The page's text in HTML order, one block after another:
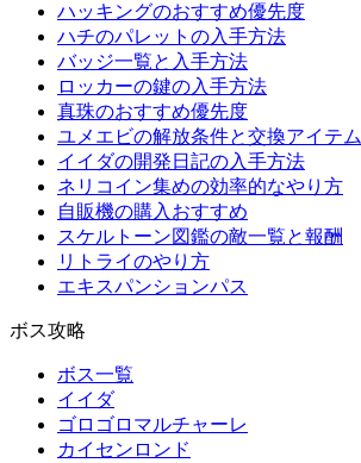
ハッキングのおすすめ優先度
ハチのパレットの入手方法
バッジ一覧と入手方法
ロッカーの鍵の入手方法
真珠のおすすめ優先度
ユメエビの解放条件と交換アイテム
イイダの開発日記の入手方法
ネリコイン集めの効率的なやり方
自販機の購入おすすめ
スケルトーン図鑑の敵一覧と報酬
リトライのやり方
エキスパンションパス
ボス攻略
ボス一覧
イイダ
ゴロゴロマルチャーレ
カイセンロンド